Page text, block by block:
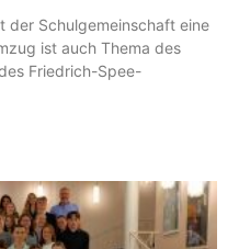
der Schulgemeinschaft eine
ist auch Thema des
Friedrich-Spee-